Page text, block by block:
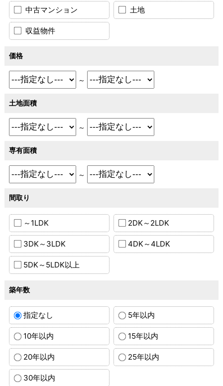
中古マンション 土地
収益物件
価格
～
土地面積
～
専有面積
～
間取り
～1LDK 2DK～2LDK
3DK～3LDK 4DK～4LDK
5DK～5LDK以上
築年数
指定なし 5年以内
10年以内 15年以内
20年以内 25年以内
30年以内